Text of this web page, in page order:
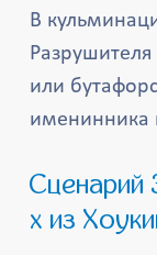
В
или
именинника
Сценарий 3: «Вечеринка в стиле 80-
х из